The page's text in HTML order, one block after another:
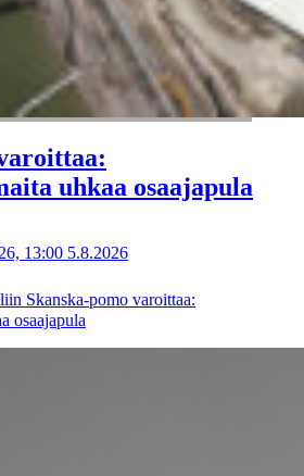
uhkaa osaajapula
13:00 5.8.2026
Skanska-pomo varoittaa:
osaajapula